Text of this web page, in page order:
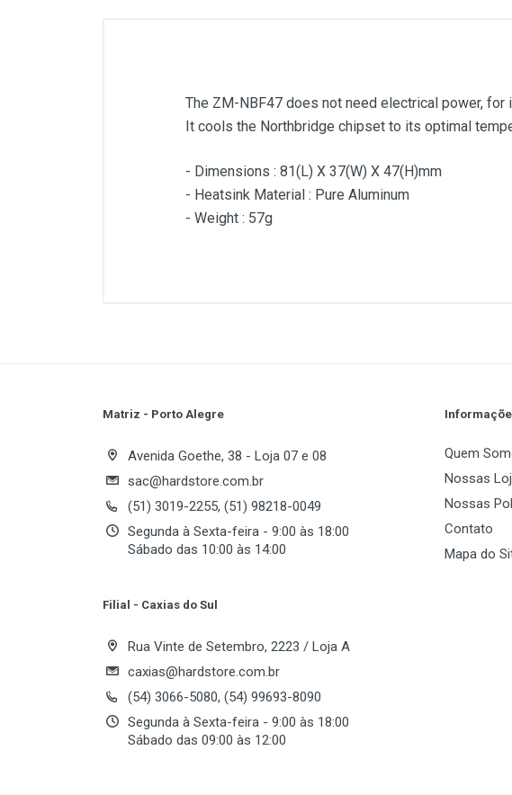
The ZM-NBF47 does not need electrical power,
It cools the Northbridge chipset to its optimal
- Dimensions : 81(L) X 37(W) X 47(H)mm
- Heatsink Material : Pure Aluminum
- Weight : 57g
Review Stars
Matriz - Porto Alegre
Avenida Goethe, 38 - Loja 07 e 08
sac@hardstore.com.br
(51) 3019-2255, (51) 98218-0049
Segunda à Sexta-feira - 9:00 às 18:00
Sábado das 10:00 às 14:00
Filial - Caxias do Sul
Rua Vinte de Setembro, 2223 / Loja A
caxias@hardstore.com.br
(54) 3066-5080, (54) 99693-8090
Segunda à Sexta-feira - 9:00 às 18:00
Sábado das 09:00 às 12:00
Quem
Nossas
Nossas
Contato
Mapa do